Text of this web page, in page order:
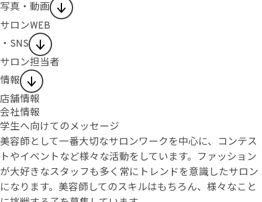
写真・動画
サロンWEB
・SNS
サロン担当者
情報
店舗情報
会社情報
学生へ向けてのメッセージ
美容師として一番大切なサロンワークを中心に、コンテス
トやイベントなど様々な活動をしています。ファッション
が大好きなスタッフも多く常にトレンドを意識したサロン
になります。美容師してのスキルはもちろん、様々なこと